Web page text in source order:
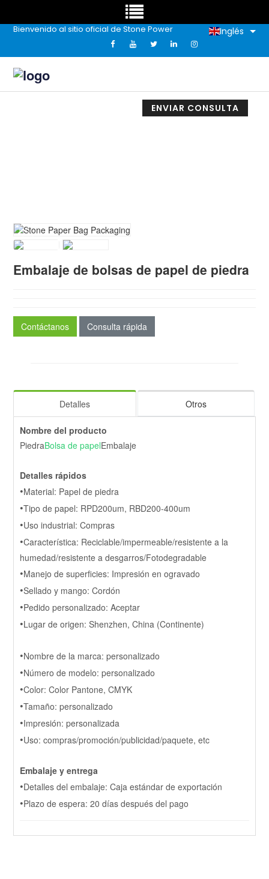
Bienvenido al sitio oficial de Stone Power Inglés
ENVIAR CONSULTA
Embalaje de bolsas de papel de piedra
Contáctanos Consulta rápida
Detalles Otros
Nombre del producto
PiedraBolsa de papelEmbalaje
Detalles rápidos
•Material: Papel de piedra
•Tipo de papel: RPD200um, RBD200-400um
•Uso industrial: Compras
•Característica: Reciclable/impermeable/resistente a la
humedad/resistente a desgarros/Fotodegradable
•Manejo de superficies: Impresión en ogravado
•Sellado y mango: Cordón
•Pedido personalizado: Aceptar
•Lugar de origen: Shenzhen, China (Continente)
•Nombre de la marca: personalizado
•Número de modelo: personalizado
•Color: Color Pantone, CMYK
•Tamaño: personalizado
•Impresión: personalizada
•Uso: compras/promoción/publicidad/paquete, etc
Embalaje y entrega
•Detalles del embalaje: Caja estándar de exportación
•Plazo de espera: 20 días después del pago